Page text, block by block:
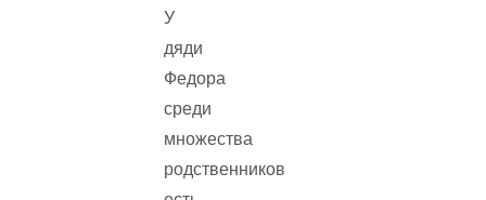
У
дяди
Федора
среди
множества
родственников